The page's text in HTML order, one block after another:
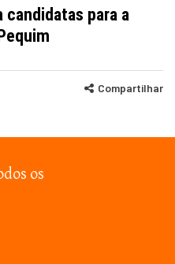
candidatas para a
Compartilhar
os